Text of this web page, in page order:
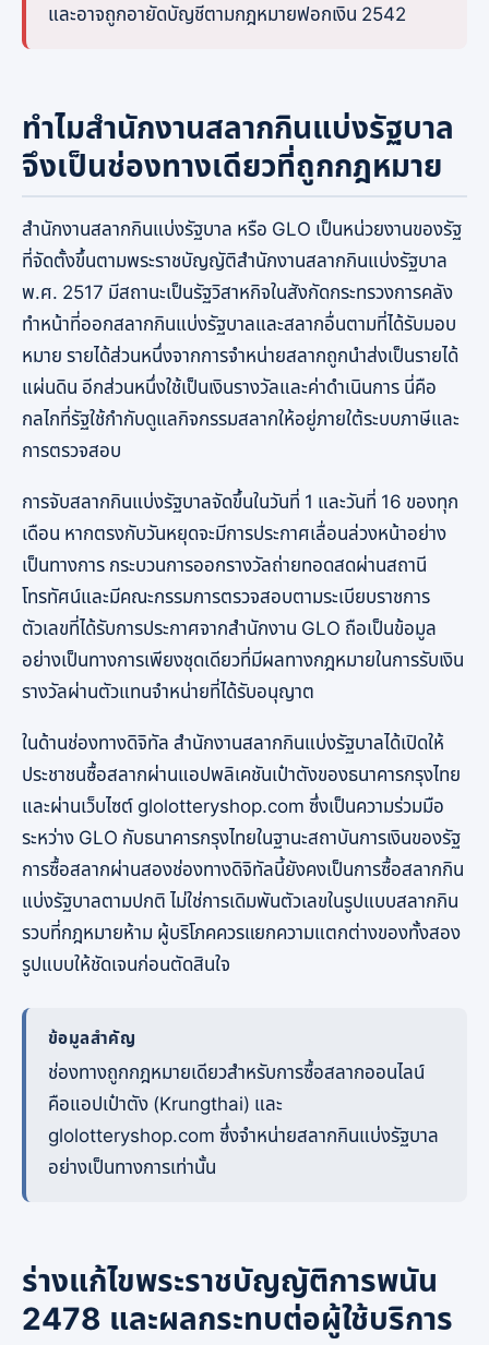
และอาจถูกอายัดบัญชีตามกฎหมายฟอกเงิน 2542
ทำไมสำนักงานสลากกินแบ่งรัฐบาล
จึงเป็นช่องทางเดียวที่ถูกกฎหมาย
สำนักงานสลากกินแบ่งรัฐบาล หรือ GLO เป็นหน่วยงานของรัฐ
ที่จัดตั้งขึ้นตามพระราชบัญญัติสำนักงานสลากกินแบ่งรัฐบาล
พ.ศ. 2517 มีสถานะเป็นรัฐวิสาหกิจในสังกัดกระทรวงการคลัง
ทำหน้าที่ออกสลากกินแบ่งรัฐบาลและสลากอื่นตามที่ได้รับมอบ
หมาย รายได้ส่วนหนึ่งจากการจำหน่ายสลากถูกนำส่งเป็นรายได้
แผ่นดิน อีกส่วนหนึ่งใช้เป็นเงินรางวัลและค่าดำเนินการ นี่คือ
กลไกที่รัฐใช้กำกับดูแลกิจกรรมสลากให้อยู่ภายใต้ระบบภาษีและ
การตรวจสอบ
การจับสลากกินแบ่งรัฐบาลจัดขึ้นในวันที่ 1 และวันที่ 16 ของทุก
เดือน หากตรงกับวันหยุดจะมีการประกาศเลื่อนล่วงหน้าอย่าง
เป็นทางการ กระบวนการออกรางวัลถ่ายทอดสดผ่านสถานี
โทรทัศน์และมีคณะกรรมการตรวจสอบตามระเบียบราชการ
ตัวเลขที่ได้รับการประกาศจากสำนักงาน GLO ถือเป็นข้อมูล
อย่างเป็นทางการเพียงชุดเดียวที่มีผลทางกฎหมายในการรับเงิน
รางวัลผ่านตัวแทนจำหน่ายที่ได้รับอนุญาต
ในด้านช่องทางดิจิทัล สำนักงานสลากกินแบ่งรัฐบาลได้เปิดให้
ประชาชนซื้อสลากผ่านแอปพลิเคชันเป๋าตังของธนาคารกรุงไทย
และผ่านเว็บไซต์ glolotteryshop.com ซึ่งเป็นความร่วมมือ
ระหว่าง GLO กับธนาคารกรุงไทยในฐานะสถาบันการเงินของรัฐ
การซื้อสลากผ่านสองช่องทางดิจิทัลนี้ยังคงเป็นการซื้อสลากกิน
แบ่งรัฐบาลตามปกติ ไม่ใช่การเดิมพันตัวเลขในรูปแบบสลากกิน
รวบที่กฎหมายห้าม ผู้บริโภคควรแยกความแตกต่างของทั้งสอง
รูปแบบให้ชัดเจนก่อนตัดสินใจ
ข้อมูลสำคัญ
ช่องทางถูกกฎหมายเดียวสำหรับการซื้อสลากออนไลน์
คือแอปเป๋าตัง (Krungthai) และ
glolotteryshop.com ซึ่งจำหน่ายสลากกินแบ่งรัฐบาล
อย่างเป็นทางการเท่านั้น
ร่างแก้ไขพระราชบัญญัติการพนัน
2478 และผลกระทบต่อผู้ใช้บริการ